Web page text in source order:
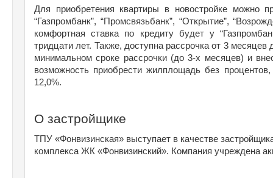
Для приобретения квартиры в новостройке можно
“Газпромбанк”, “Промсвязьбанк”, “Открытие”,
комфортная ставка по кредиту будет у
тридцати лет. Также, доступна рассрочка от 3
минимальном сроке рассрочки (до 3-х месяцев) и
возможность приобрести жилплощадь без
12,0%.
О застройщике
ТПУ «Фонвизинская» выступает в качестве
комплекса ЖК «Фонвизинский». Компания учреждена